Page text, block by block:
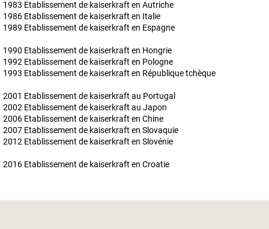
1983 Etablissement de kaiserkraft en Autriche
1986 Etablissement de kaiserkraft en Italie
1989 Etablissement de kaiserkraft en Espagne
1990 Etablissement de kaiserkraft en Hongrie
1992 Etablissement de kaiserkraft en Pologne
1993 Etablissement de kaiserkraft en République tchèque
2001 Etablissement de kaiserkraft au Portugal
2002 Etablissement de kaiserkraft au Japon
2006 Etablissement de kaiserkraft en Chine
2007 Etablissement de kaiserkraft en Slovaquie
2012 Etablissement de kaiserkraft en Slovénie
2016 Etablissement de kaiserkraft en Croatie